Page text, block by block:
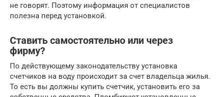
не говорят. Поэтому информация от специалистов
полезна перед установкой.
Ставить самостоятельно или через
фирму?
По действующему законодательству установка
счетчиков на воду происходит за счет владельца жилья.
То есть вы должны купить счетчик, установить его за